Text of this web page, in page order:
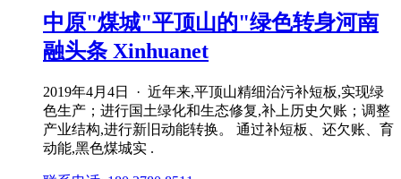
中原"煤城"平顶山的"绿色转身河南
融头条 Xinhuanet
2019年4月4日 · 近年来,平顶山精细治污补短板,实现绿
色生产；进行国土绿化和生态修复,补上历史欠账；调整
产业结构,进行新旧动能转换。 通过补短板、还欠账、育
动能,黑色煤城实 .